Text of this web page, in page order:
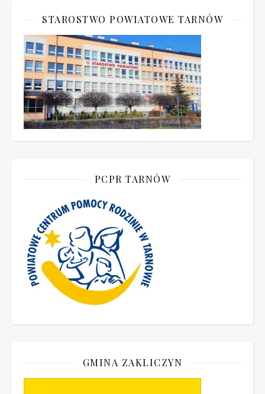
STAROSTWO POWIATOWE TARNÓW
PCPR TARNÓW
GMINA ZAKLICZYN